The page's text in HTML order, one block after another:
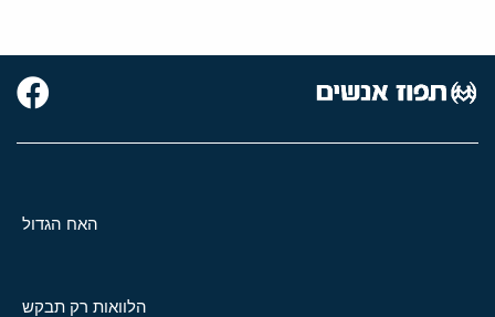
האח הגדול
הלוואות רק תבקש